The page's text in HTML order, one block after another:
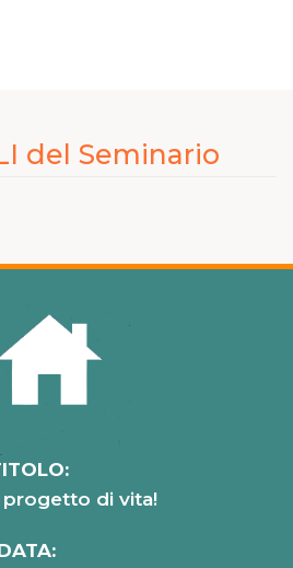
del Seminario
progetto di vita!